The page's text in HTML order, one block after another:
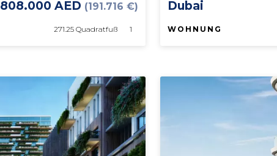
808.000 AED (191.716 €)
271.25 Quadratfuß 1
Dubai
WOHNUNG